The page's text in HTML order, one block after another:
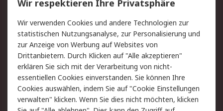
Value Added Services
Lieferlösungen
Rücksendungen
Kontakt
Hilfe
Privatkunden
Rechtliches
AGB
Datenschutz
Cookie-Richtlinie
Zahlungsbedingungen
Wir respektieren Ihre Privatsphäre
Wir verwenden Cookies und andere Technologien zur
statistischen Nutzungsanalyse, zur Personalisierung und
zur Anzeige von Werbung auf Websites von
Drittanbietern. Durch Klicken auf "Alle akzeptieren"
erklären Sie sich mit der Verarbeitung von nicht-
essentiellen Cookies einverstanden. Sie können Ihre
Cookies auswählen, indem Sie auf "Cookie Einstellungen
verwalten" klicken. Wenn Sie dies nicht möchten, klicken